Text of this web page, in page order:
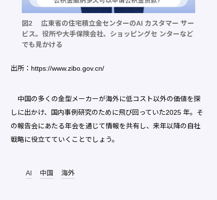
図2 広東省の住宅積立金センターのAI カスタマー サー
ビス。役所や大手保険会社、ショッピングセ ンターなど
でも見かける
出所： https://www.zibo.gov.cn/
中国の多くの金型メーカーが海外に低コスト以外の価値を探
しに出かけ、国内事例研究のために飛び回っていた2025 年。そ
の報告会にあたる年会を通じて情報を共有し、来年以降の自社
戦略に役立てていくことでしょう。
AI 中国 海外